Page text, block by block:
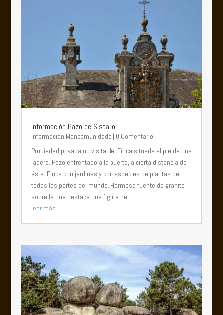
Información Pazo de Sistallo
información Mancomunidade | 0 Comentario
Propiedad privada no visitable. Finca situada al pie de una
ladera. Pazo enfrentado a la puerta, a cierta distancia de
ésta. Finca con jardines y con especies de plantas de
todas las partes del mundo. Hermosa fuente de granito
sobre la que destaca una figura de...
leer más